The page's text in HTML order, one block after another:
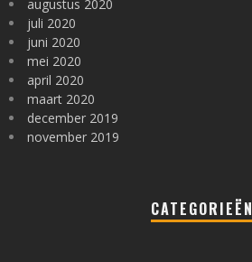
augustus 2020
juli 2020
juni 2020
mei 2020
april 2020
maart 2020
december 2019
november 2019
CATEGORIEËN